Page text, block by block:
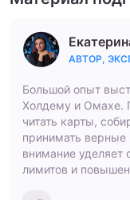
АВТОР,
Большой опыт
Холдему и Омахе.
читать карты,
принимать
внимание уделяет
лимитов и